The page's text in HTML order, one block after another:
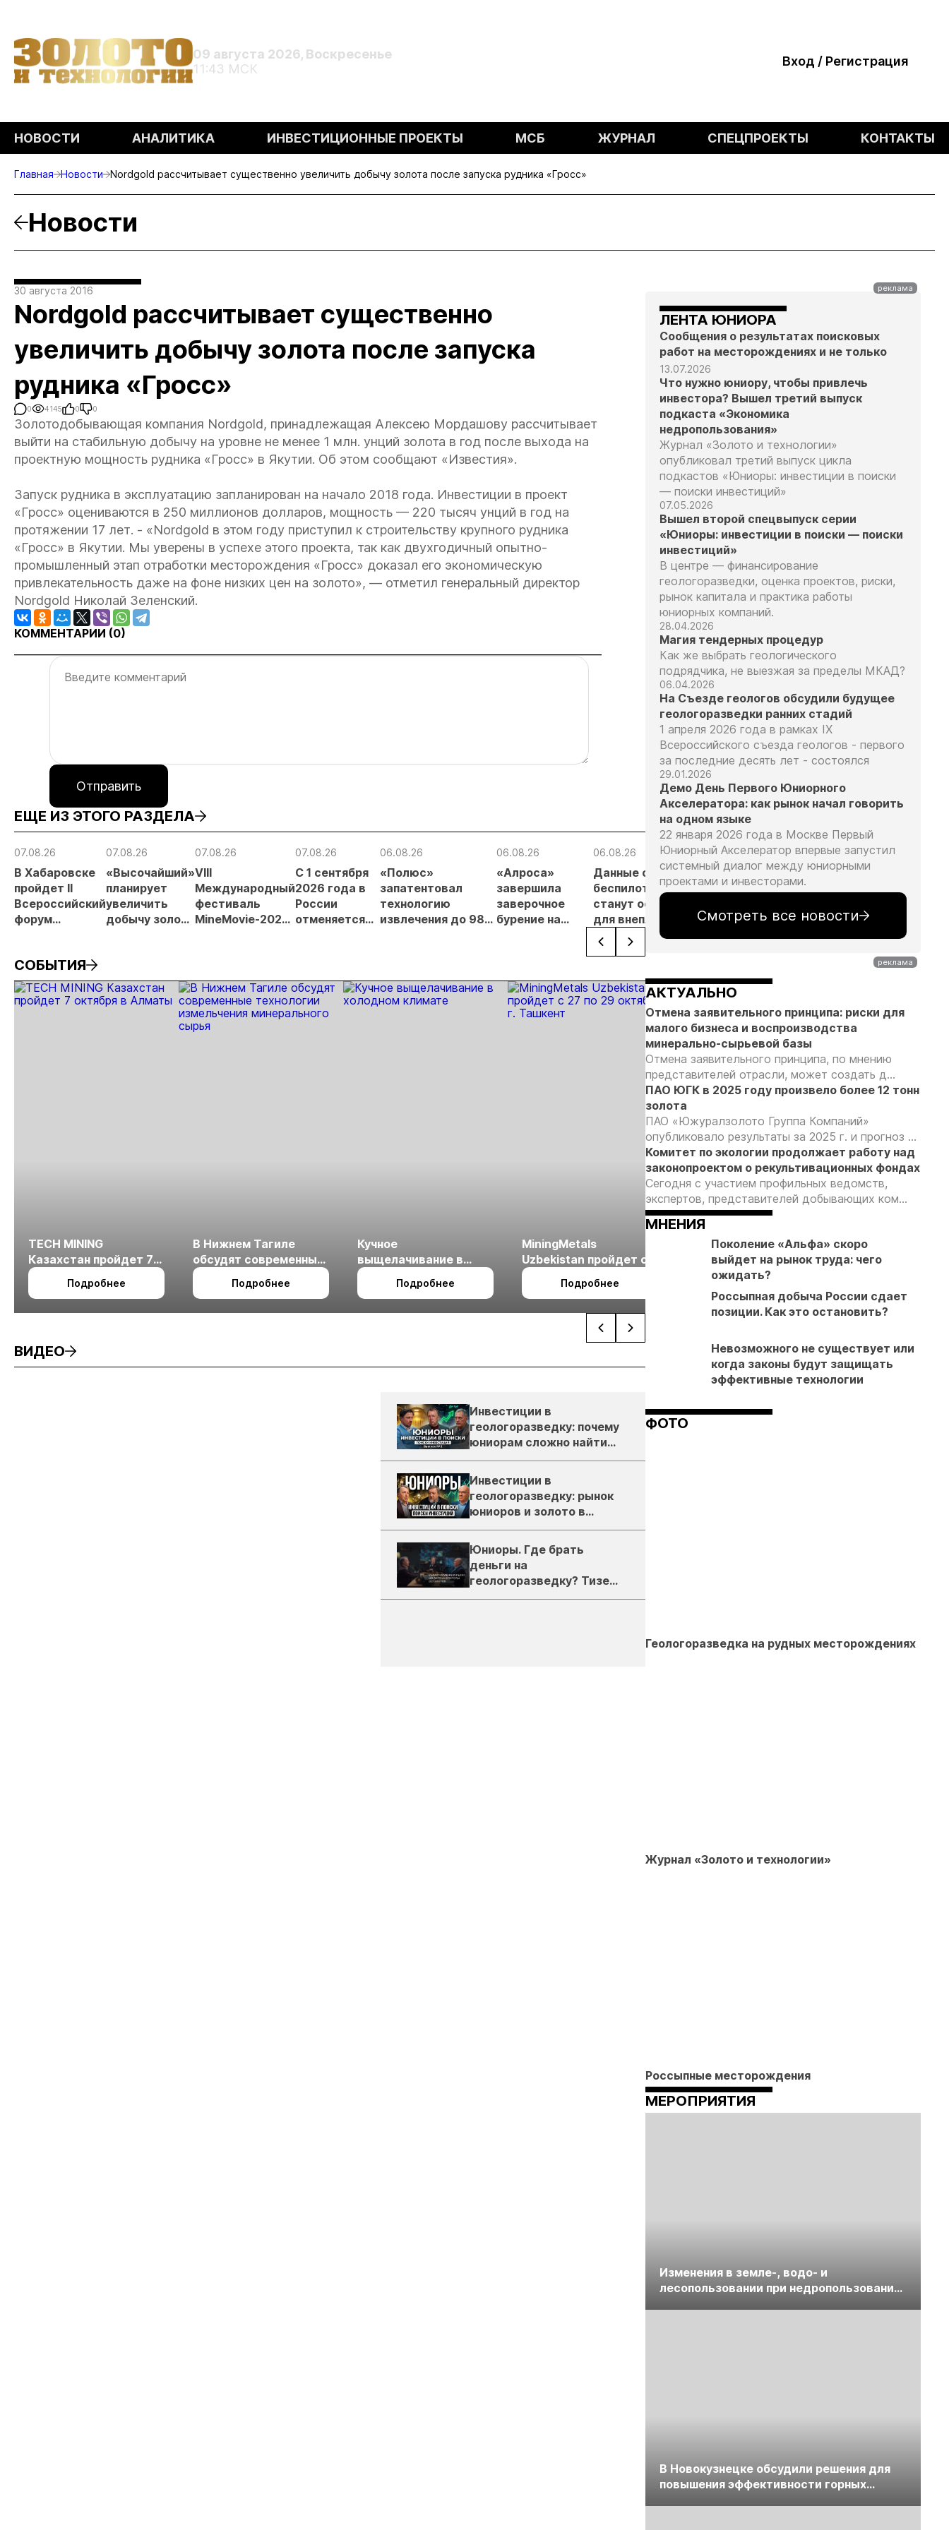
09 августа 2026, Воскресенье
11:43 МСК
Вход / Регистрация
НОВОСТИ АНАЛИТИКА ИНВЕСТИЦИОННЫЕ ПРОЕКТЫ МСБ ЖУРНАЛ СПЕЦПРОЕКТЫ КОНТАКТЫ
Главная Новости Nordgold рассчитывает существенно увеличить добычу золота после запуска рудника «Гросс»
Новости
30 августа 2016
Nordgold рассчитывает существенно
увеличить добычу золота после запуска
рудника «Гросс»
0 4145 0 0
Золотодобывающая компания Nordgold, принадлежащая Алексею Мордашову рассчитывает
выйти на стабильную добычу на уровне не менее 1 млн. унций золота в год после выхода на
проектную мощность рудника «Гросс» в Якутии. Об этом сообщают «Известия».
Запуск рудника в эксплуатацию запланирован на начало 2018 года. Инвестиции в проект
«Гросс» оцениваются в 250 миллионов долларов, мощность — 220 тысяч унций в год на
протяжении 17 лет. - «Nordgold в этом году приступил к строительству крупного рудника
«Гросс» в Якутии. Мы уверены в успехе этого проекта, так как двухгодичный опытно-
промышленный этап отработки месторождения «Гросс» доказал его экономическую
привлекательность даже на фоне низких цен на золото», — отметил генеральный директор
Nordgold Николай Зеленский.
КОММЕНТАРИИ (0)
Отправить
ЕЩЕ ИЗ ЭТОГО РАЗДЕЛА
07.08.26
В Хабаровске
пройдет II
Всероссийский
форум
России»
07.08.26
«Высочайший»
планирует
увеличить
добычу золота
07.08.26
VIII
Международный
фестиваль
MineMovie-2026
07.08.26
С 1 сентября
2026 года в
России
отменяется
отраслевые
риски и
прогнозы для
06.08.26
«Полюс»
запатентовал
технологию
извлечения до 98%
06.08.26
«Алроса»
завершила
заверочное
бурение на
06.08.26
Данные с
беспилотников
станут основанием
для внеплановых
проверок
недропользователей
05.08.26
Добыча
золота на
снизилась
05.08.26
Кассация
оставила в
приговор
Урале
05.08.26
Эксперты
подходы к
регулированию
золотодобычи
лицензирования
СОБЫТИЯ
TECH MINING
Казахстан пройдет 7
октября в Алматы
Подробнее
В Нижнем Тагиле
обсудят современные
технологии
измельчения
Подробнее
Кучное
выщелачивание в
холодном климате
Подробнее
MiningMetals
Uzbekistan пройдет с
27 по 29 октября в г.
Ташкент
Подробнее
Выставка «Рудник
2026» пройдет в
Екатеринбурге
Подробнее
Российская
отраслевая
конференция
2026
ВИДЕО
Инвестиции в
геологоразведку: почему
юниорам сложно найти
деньги
Инвестиции в
геологоразведку: рынок
юниоров и золото в
России
Юниоры. Где брать
деньги на
геологоразведку? Тизер
подкаста ЗиТ №1
ЛЕНТА ЮНИОРА
Сообщения о результатах поисковых
работ на месторождениях и не только
13.07.2026
Что нужно юниору, чтобы привлечь
инвестора? Вышел третий выпуск
подкаста «Экономика
недропользования»
Журнал «Золото и технологии»
опубликовал третий выпуск цикла
подкастов «Юниоры: инвестиции в поиски
— поиски инвестиций»
07.05.2026
Вышел второй спецвыпуск серии
«Юниоры: инвестиции в поиски — поиски
инвестиций»
В центре — финансирование
геологоразведки, оценка проектов, риски,
рынок капитала и практика работы
юниорных компаний.
28.04.2026
Магия тендерных процедур
Как же выбрать геологического
подрядчика, не выезжая за пределы МКАД?
06.04.2026
На Съезде геологов обсудили будущее
геологоразведки ранних стадий
1 апреля 2026 года в рамках IX
Всероссийского съезда геологов - первого
за последние десять лет - состоялся
29.01.2026
Демо День Первого Юниорного
Акселератора: как рынок начал говорить
на одном языке
22 января 2026 года в Москве Первый
Юниорный Акселератор впервые запустил
системный диалог между юниорными
проектами и инвесторами.
Смотреть все новости
АКТУАЛЬНО
Отмена заявительного принципа: риски для
малого бизнеса и воспроизводства
минерально-сырьевой базы
Отмена заявительного принципа, по мнению
представителей отрасли, может создать д...
ПАО ЮГК в 2025 году произвело более 12 тонн
золота
ПАО «Южуралзолото Группа Компаний»
опубликовало результаты за 2025 г. и прогноз ...
Комитет по экологии продолжает работу над
законопроектом о рекультивационных фондах
Сегодня с участием профильных ведомств,
экспертов, представителей добывающих ком...
МНЕНИЯ
Поколение «Альфа» скоро
выйдет на рынок труда: чего
ожидать?
Россыпная добыча России сдает
позиции. Как это остановить?
Невозможного не существует или
когда законы будут защищать
эффективные технологии
ФОТО
Геологоразведка на рудных месторождениях
Журнал «Золото и технологии»
Россыпные месторождения
МЕРОПРИЯТИЯ
Изменения в земле-, водо- и
лесопользовании при недропользовании
В Новокузнецке обсудили решения для
повышения эффективности горных